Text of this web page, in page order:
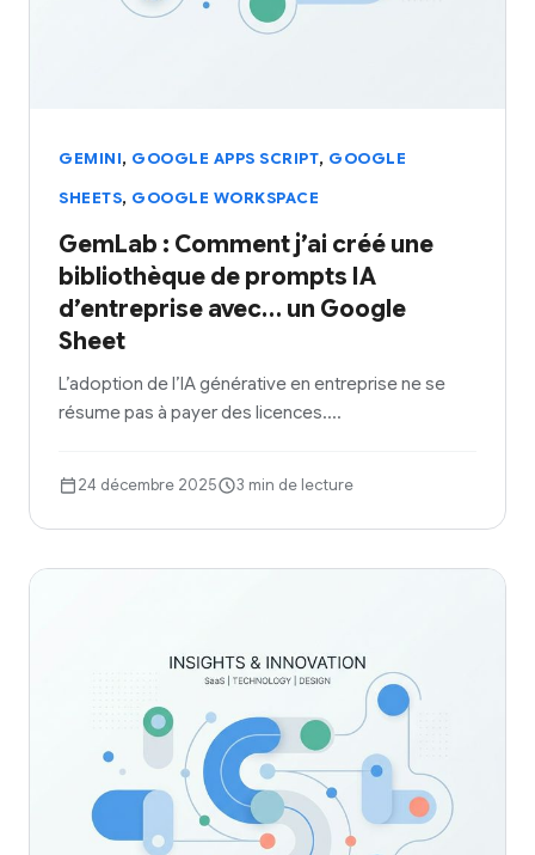
GEMINI, GOOGLE APPS SCRIPT, GOOGLE
SHEETS, GOOGLE WORKSPACE
GemLab : Comment j’ai créé une
bibliothèque de prompts IA
d’entreprise avec… un Google
Sheet
L’adoption de l’IA générative en entreprise ne se
résume pas à payer des licences.…
24 décembre 2025 3 min de lecture